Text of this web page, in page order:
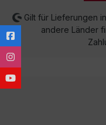
Gilt für Lieferungen
andere Länder